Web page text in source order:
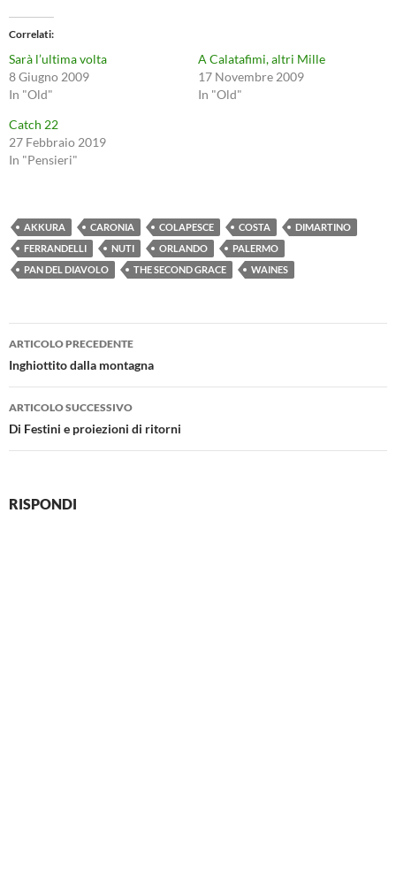
Correlati
Sarà l’ultima volta
8 Giugno 2009
In "Old"
A Calatafimi, altri Mille
17 Novembre 2009
In "Old"
Catch 22
27 Febbraio 2019
In "Pensieri"
AKKURA CARONIA COLAPESCE COSTA
DIMARTINO
FERRANDELLI
NUTI ORLANDO
PALERMO
PAN DEL DIAVOLO
THE SECOND GRACE WAINES
Navigazione
articolo
ARTICOLO PRECEDENTE
Inghiottito dalla montagna
ARTICOLO SUCCESSIVO
Di Festini e proiezioni di ritorni
RISPONDI